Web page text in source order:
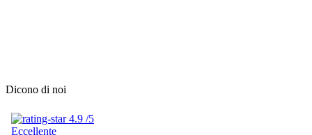
Dicono di noi